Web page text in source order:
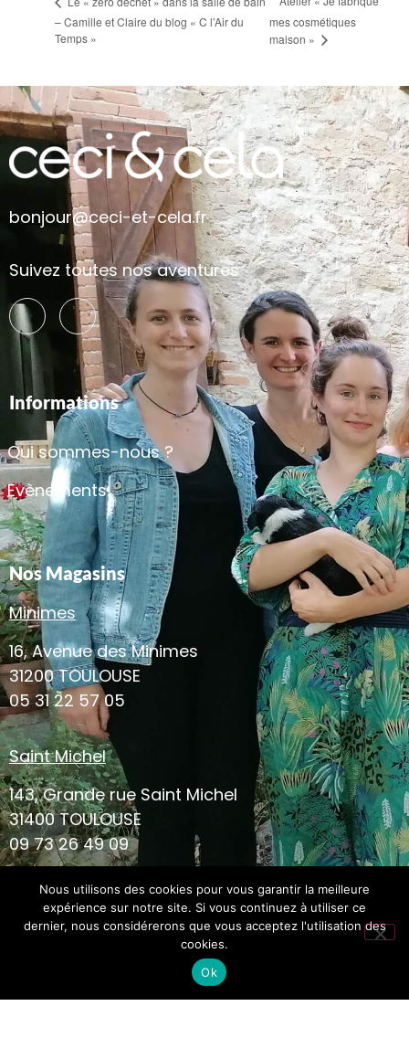
– Camille et Claire du blog « C l’Air du
Temps »
mes cosmétiques
maison »
bonjour@ceci-et-cela.fr
Suivez toutes nos aventures
Informations
Qui sommes-nous ?
Evènements
Nos Magasins
Minimes
16, Avenue des Minimes
31200 TOULOUSE
05 31 22 57 05
Saint Michel
143, Grande rue Saint Michel
31400 TOULOUSE
09 73 26 49 09
légales
© Ceci&Cela 2022 Tous droits
réservés
Nous utilisons des cookies pour vous garantir la meilleure
expérience sur notre site. Si vous continuez à utiliser ce
dernier, nous considérerons que vous acceptez l'utilisation des
cookies.
Ok